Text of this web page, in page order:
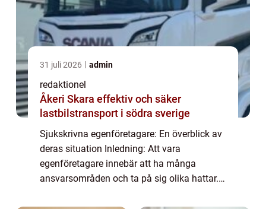
31 juli 2026 admin
redaktionel
Åkeri Skara effektiv och säker
lastbilstransport i södra sverige
Sjukskrivna egenföretagare: En överblick av
deras situation Inledning: Att vara
egenföretagare innebär att ha många
ansvarsområden och ta på sig olika hattar.